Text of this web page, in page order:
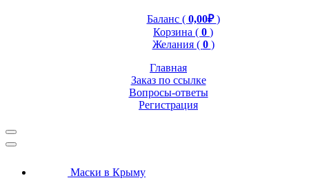
Баланс ( 0,00₽)
Корзина ( 0 )
Желания ( 0 )
Главная
Заказ по ссылке
Вопросы-ответы
Регистрация
Маски в Крыму